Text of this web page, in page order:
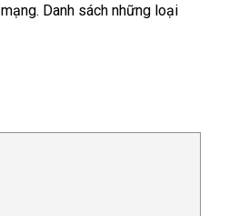
Danh sách những loại